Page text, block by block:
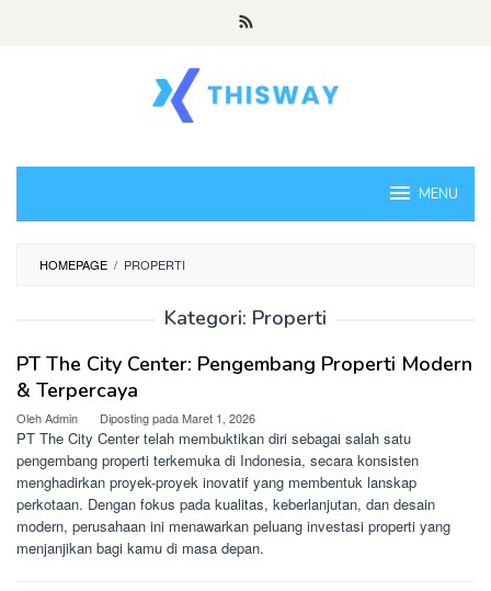
MENU
HOMEPAGE / PROPERTI
Kategori: Properti
PT The City Center: Pengembang Properti Modern
& Terpercaya
OlehAdmin Diposting padaMaret 1, 2026
PT The City Center telah membuktikan diri sebagai salah satu
pengembang properti terkemuka di Indonesia, secara konsisten
menghadirkan proyek-proyek inovatif yang membentuk lanskap
perkotaan. Dengan fokus pada kualitas, keberlanjutan, dan desain
modern, perusahaan ini menawarkan peluang investasi properti yang
menjanjikan bagi kamu di masa depan.